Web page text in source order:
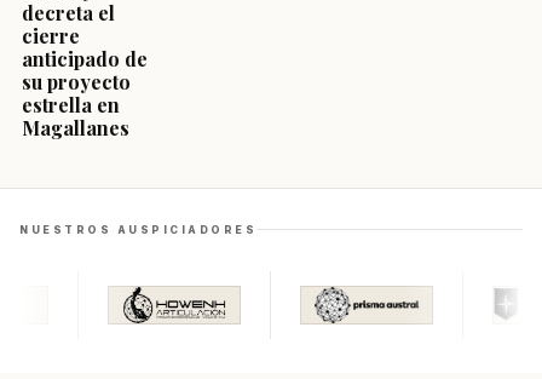
decreta el
cierre
anticipado de
su proyecto
estrella en
Magallanes
NUESTROS AUSPICIADORES